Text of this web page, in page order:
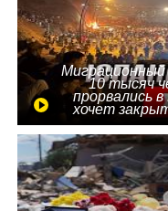
Миграционный
10 тысяч
прорвались
хочет